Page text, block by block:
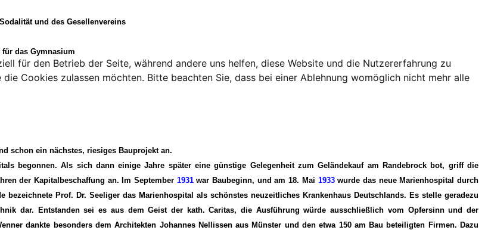
und des Gesellenvereins
das Gymnasium
schon ein nächstes, riesiges Bauprojekt an.
begonnen. Als sich dann einige Jahre später eine günstige Gelegenheit zum Geländekauf am Randebrock bot, griff die
der Kapitalbeschaffung an. Im September 1931war Baubeginn, und am 18. Mai 1933wurde das neue Marienhospital durch
Prof. Dr. Seeliger das Marienhospital als schönstes neuzeitliches Krankenhaus Deutschlands. Es stelle geradezu
dar. Entstanden sei es aus dem Geist der kath. Caritas, die Ausführung würde ausschließlich vom Opfersinn und der
dankte besonders dem Architekten Johannes Nellissen aus Münster und den etwa 150 am Bau beteiligten Firmen. Dazu
für den Betrieb der Seite, während andere uns helfen, diese Website und die Nutzererfahrung zu
Cookies zulassen möchten. Bitte beachten Sie, dass bei einer Ablehnung womöglich nicht mehr alle